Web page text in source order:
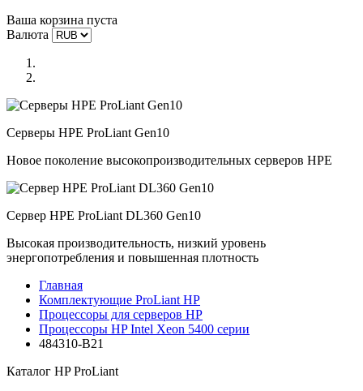
Ваша корзина пуста
Валюта
Серверы HPE ProLiant Gen10
Новое поколение высокопроизводительных серверов HPE
Сервер HPE ProLiant DL360 Gen10
Высокая производительность, низкий уровень
энергопотребления и повышенная плотность
Главная
Комплектующие ProLiant HP
Процессоры для серверов HP
Процессоры HP Intel Xeon 5400 серии
484310-B21
Каталог HP ProLiant